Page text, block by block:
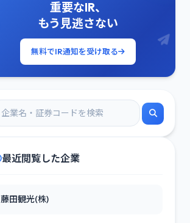
重要なIR、
もう見逃さない
無料でIR通知を受け取る
最近閲覧した企業
藤田観光(株)